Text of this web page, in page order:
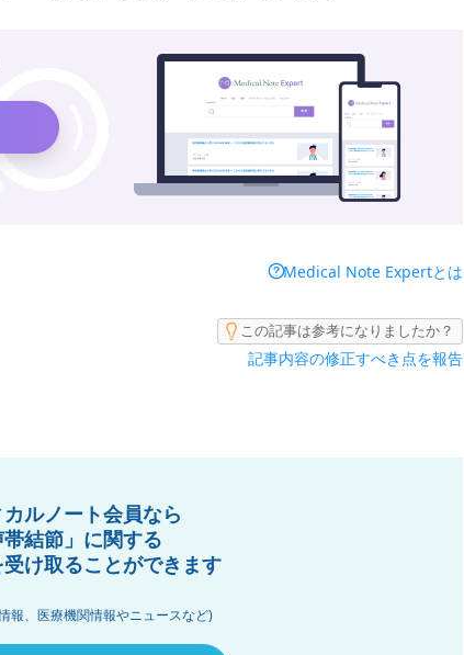
Medical Note Expertとは
この記事は参考になりましたか？
記事内容の修正すべき点を報告
ルノート会員なら
帯結節」に関する
け取ることができます
報、医療機関情報やニュースなど)